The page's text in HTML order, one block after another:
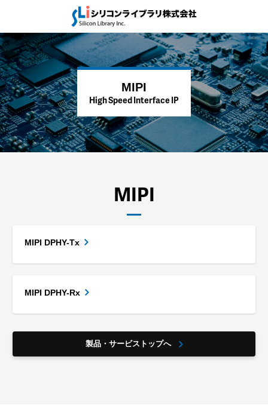
MIPI
High Speed Interface IP
MIPI
MIPI DPHY-Tx
MIPI DPHY-Rx
製品・サービストップへ